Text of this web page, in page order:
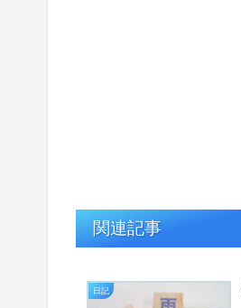
関連記事
日記